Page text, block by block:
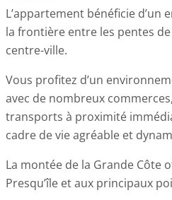
L’appartement bénéficie d’un
la frontière entre les pentes
centre-ville.
Vous profitez d’un
avec de nombreux
transports à proximité
cadre de vie agréable et
La montée de la Grande Côte
Presqu’île et aux principaux